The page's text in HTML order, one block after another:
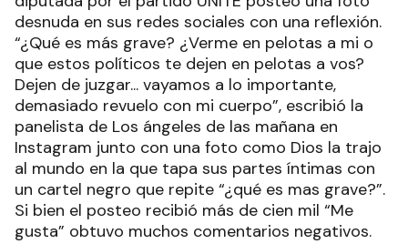
desnuda en sus redes sociales con una reflexión.
“¿Qué es más grave? ¿Verme en pelotas a mi o
que estos políticos te dejen en pelotas a vos?
Dejen de juzgar... vayamos a lo importante,
demasiado revuelo con mi cuerpo”, escribió la
panelista de Los ángeles de las mañana en
Instagram junto con una foto como Dios la trajo
al mundo en la que tapa sus partes íntimas con
un cartel negro que repite “¿qué es mas grave?”.
Si bien el posteo recibió más de cien mil “Me
gusta” obtuvo muchos comentarios negativos.